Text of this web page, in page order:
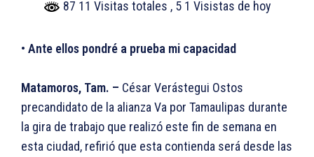
87 11 Visitas totales , 5 1 Visistas de hoy
• Ante ellos pondré a prueba mi capacidad
Matamoros, Tam. – César Verástegui Ostos
precandidato de la alianza Va por Tamaulipas durante
la gira de trabajo que realizó este fin de semana en
esta ciudad, refirió que esta contienda será desde las